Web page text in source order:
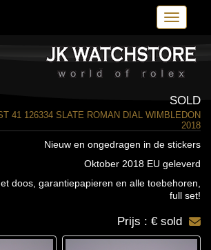
Toggle
SOLD
41 126334 SLATE ROMAN DIAL WIMBLEDON
2018
Nieuw en ongedragen in de stickers
Oktober 2018 EU geleverd
doos, garantiepapieren en alle toebehoren,
full set!
Prijs : € sold